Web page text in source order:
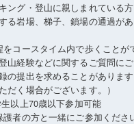
ング・登山に親しまれている
る岩場、梯子、鎖場の通過が
をコースタイム内で歩くことが
山経験などに関するご質問に
の提出を求めることがありま
だく場合がございます。）
以上70歳以下参加可能
護者の方と一緒にご参加くださ